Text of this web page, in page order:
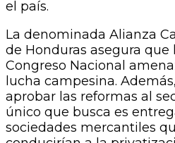
el país.
La denominada Alianza
de Honduras asegura que
Congreso Nacional
lucha campesina.
aprobar las reformas al
único que busca es
sociedades mercantiles